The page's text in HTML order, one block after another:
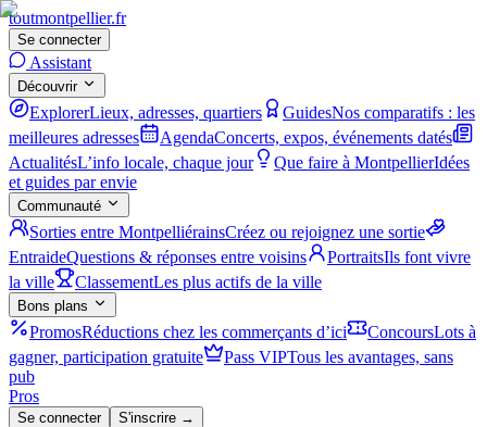
toutmontpellier.fr
Se connecter
Assistant
Découvrir
ExplorerLieux, adresses, quartiers GuidesNos comparatifs : les
meilleures adresses
AgendaConcerts, expos, événements datés
ActualitésL’info locale, chaque jour Que faire à MontpellierIdées
et guides par envie
Communauté
Sorties entre MontpelliérainsCréez ou rejoignez une sortie
EntraideQuestions & réponses entre voisins PortraitsIls font vivre
la ville
ClassementLes plus actifs de la ville
Bons plans
PromosRéductions chez les commerçants d’ici ConcoursLots à
gagner, participation gratuite
Pass VIPTous les avantages, sans
pub
Pros
Se connecter S'inscrire →